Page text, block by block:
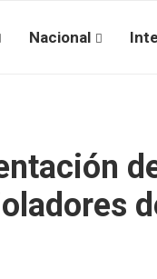
Nacional